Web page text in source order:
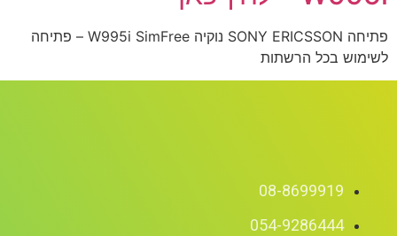
פתיחה SONY ERICSSON נוקיה W995i SimFree – פתיחה
הרשתות
08-
054-